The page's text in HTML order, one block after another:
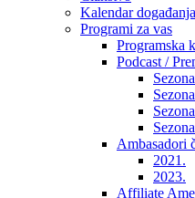
Kalendar događanja
Programi za vas
Programska
Podcast /
Ambasadori
2021.
2023.
Affiliate